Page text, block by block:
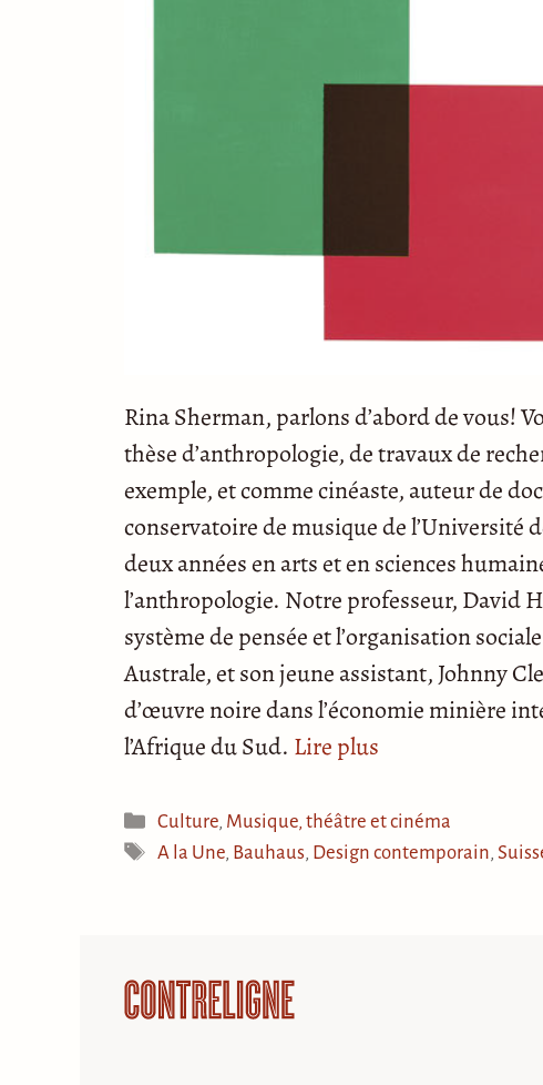
Rina Sherman, parlons d’abord de vous!
thèse d’anthropologie, de travaux de
exemple, et comme cinéaste, auteur de
conservatoire de musique de l’Université
deux années en arts et en sciences
l’anthropologie. Notre professeur, David
système de pensée et l’organisation
Australe, et son jeune assistant, Johnny
d’œuvre noire dans l’économie minière
l’Afrique du Sud. Lire plus
Catégories
Culture, Musique, théâtre et cinéma
Étiquettes
A la Une, Bauhaus, Design contemporain,